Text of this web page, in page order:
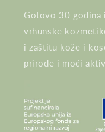
Gotovo 30 godina
vrhunske
i zaštitu kože i
prirode i moći